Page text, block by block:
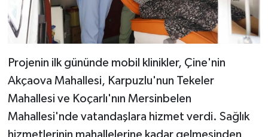
Projenin ilk gününde mobil klinikler, Çine'nin
Akçaova Mahallesi, Karpuzlu'nun Tekeler
Mahallesi ve Koçarlı'nın Mersinbelen
Mahallesi'nde vatandaşlara hizmet verdi. Sağlık